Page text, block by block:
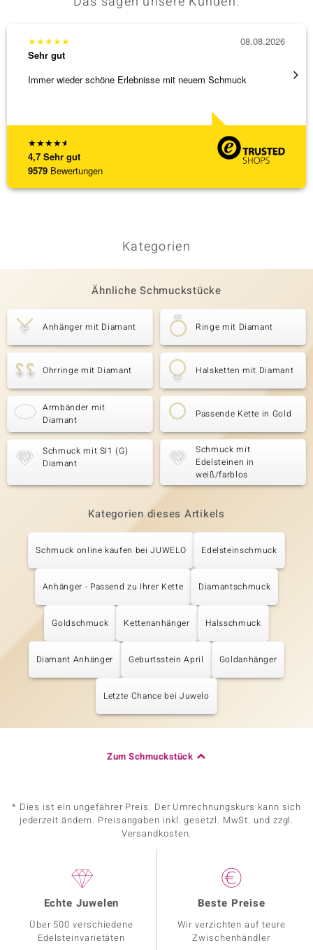
★★★★★
4,7 Sehr gut
9579 Bewertungen
★★★★★
Sehr gut
Immer wieder schöne Erlebnisse mit neuem Schmuck
08.08.2026
Kategorien
Ähnliche Schmuckstücke
Anhänger mit Diamant Ringe mit Diamant
Ohrringe mit Diamant Halsketten mit Diamant
Armbänder mit
Diamant
Passende Kette in Gold
Schmuck mit SI1 (G)
Diamant
Schmuck mit
Edelsteinen in
weiß/farblos
Kategorien dieses Artikels
Schmuck online kaufen bei JUWELO Edelsteinschmuck
Anhänger - Passend zu Ihrer Kette Diamantschmuck
Goldschmuck Kettenanhänger Halsschmuck
Diamant Anhänger Geburtsstein April Goldanhänger
Letzte Chance bei Juwelo
Zum Schmuckstück
* Dies ist ein ungefährer Preis. Der Umrechnungskurs kann sich
jederzeit ändern. Preisangaben inkl. gesetzl. MwSt. und zzgl.
Versandkosten.
Echte Juwelen
Über 500 verschiedene
Edelsteinvarietäten
Beste Preise
Wir verzichten auf teure
Zwischenhändler